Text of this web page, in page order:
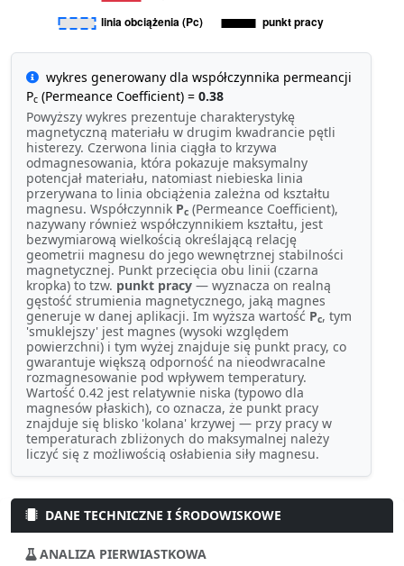
wykres generowany dla współczynnika permeancji
Pc (Permeance Coefficient) = 0.38
Powyższy wykres prezentuje charakterystykę
magnetyczną materiału w drugim kwadrancie pętli
histerezy. Czerwona linia ciągła to krzywa
odmagnesowania, która pokazuje maksymalny
potencjał materiału, natomiast niebieska linia
przerywana to linia obciążenia zależna od kształtu
magnesu. Współczynnik Pc (Permeance Coefficient),
nazywany również współczynnikiem kształtu, jest
bezwymiarową wielkością określającą relację
geometrii magnesu do jego wewnętrznej stabilności
magnetycznej. Punkt przecięcia obu linii (czarna
kropka) to tzw. punkt pracy — wyznacza on realną
gęstość strumienia magnetycznego, jaką magnes
generuje w danej aplikacji. Im wyższa wartość Pc, tym
'smuklejszy' jest magnes (wysoki względem
powierzchni) i tym wyżej znajduje się punkt pracy, co
gwarantuje większą odporność na nieodwracalne
rozmagnesowanie pod wpływem temperatury.
Wartość 0.42 jest relatywnie niska (typowo dla
magnesów płaskich), co oznacza, że punkt pracy
znajduje się blisko 'kolana' krzywej — przy pracy w
temperaturach zbliżonych do maksymalnej należy
liczyć się z możliwością osłabienia siły magnesu.
DANE TECHNICZNE I ŚRODOWISKOWE
ANALIZA PIERWIASTKOWA